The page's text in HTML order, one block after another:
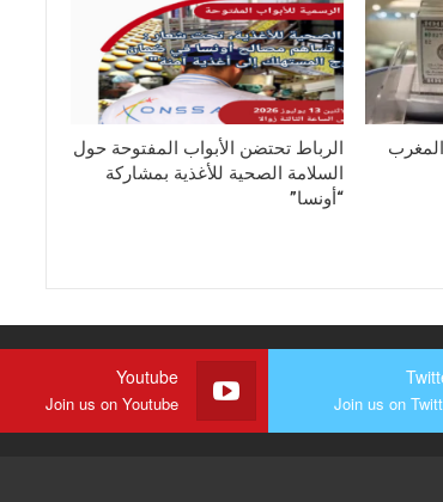
المغرب
الرباط تحتضن الأبواب المفتوحة حول
السلامة الصحية للأغذية بمشاركة
“أونسا”
Join us on
Youtube
Join us on Youtube